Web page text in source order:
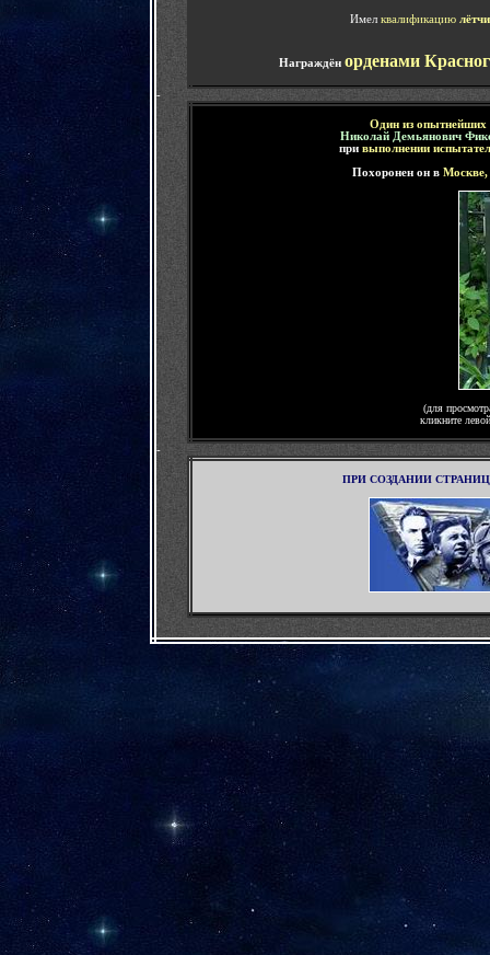
Имел квалификацию
Награждён орденами
-
Один из опытнейших
Николай Демьянович
при выполнении
Похоронен он вМоскве,
(для
кликните
-
ПРИ СОЗДАНИИ